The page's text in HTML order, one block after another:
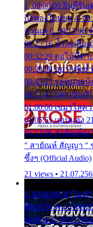
1. 00:00:00 ยินดีรับ
กิ่งทองใบหยก 4.
ลานเท 6. 00:17:06
00:25:16 น้ำลงเดือ
00:32:29 ตอไม้ที่ตา
00:39:08 อยากฟังซ้
00:45:25 รอหน่อยน้
00:51:43 บัตรเชิญสี
01:00:00 เขมรไล่ค
01:05:51 แอบมอง
01:13:06 สายัณห์เม
" สายัณห์ สัญญา " ข
ซึ้งๆ (Official Audio)
21 views •
1. 00:00:00 ทำไมท
00:06:50 คน 4.
สุดท้าย 6. 00:17:30